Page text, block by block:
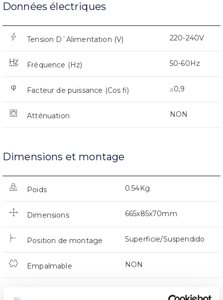
Données électriques
Tension D`Alimentation (V) 220-240V
Fréquence (Hz) 50-60Hz
Facteur de puissance (Cos fi) ≥0,9
Atténuation NON
Dimensions et montage
Poids 0.54Kg
Dimensions 665x85x70mm
Position de montage Superficie/Suspendido
Empalmable NON